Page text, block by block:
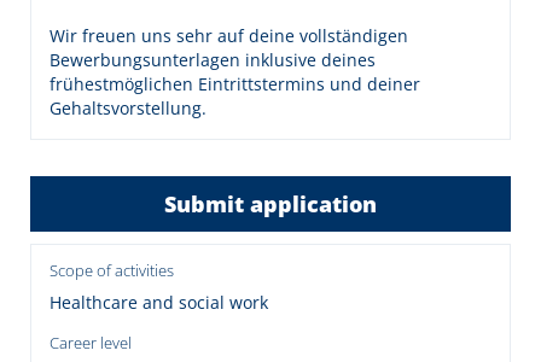
Wir freuen uns sehr auf deine vollständigen
Bewerbungsunterlagen inklusive deines
frühestmöglichen Eintrittstermins und deiner
Gehaltsvorstellung.
Submit application
Scope of activities
Healthcare and social work
Career level